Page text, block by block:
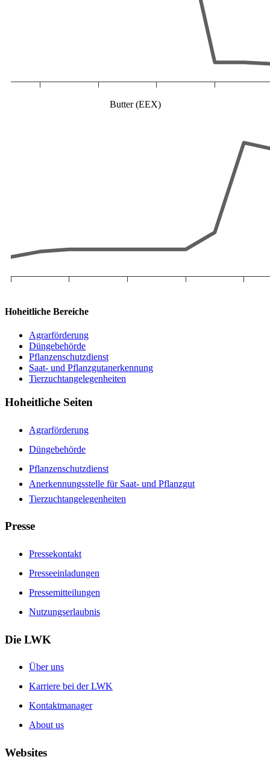
Butter (EEX)
Hoheitliche Bereiche
Agrarförderung
Düngebehörde
Pflanzenschutzdienst
Saat- und Pflanzgutanerkennung
Tierzuchtangelegenheiten
Hoheitliche Seiten
Agrarförderung
Düngebehörde
Pflanzenschutzdienst
Anerkennungsstelle für Saat- und Pflanzgut
Tierzuchtangelegenheiten
Presse
Pressekontakt
Presseeinladungen
Pressemitteilungen
Nutzungserlaubnis
Die LWK
Über uns
Karriere bei der LWK
Kontaktmanager
About us
Websites